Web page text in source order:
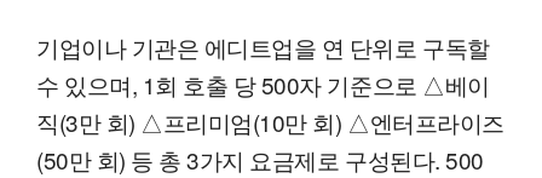
기업이나 기관은 에디트업을 연 단위로 구독할
수 있으며, 1회 호출 당 500자 기준으로 △베이
직(3만 회) △프리미엄(10만 회) △엔터프라이즈
(50만 회) 등 총 3가지 요금제로 구성된다. 500